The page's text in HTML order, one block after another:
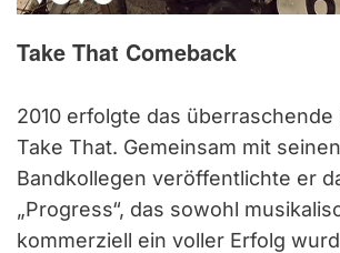
Take That Comeback
2010 erfolgte das überraschende
Take That. Gemeinsam mit
Bandkollegen veröffentlichte er
„Progress“, das sowohl
kommerziell ein voller Erfolg